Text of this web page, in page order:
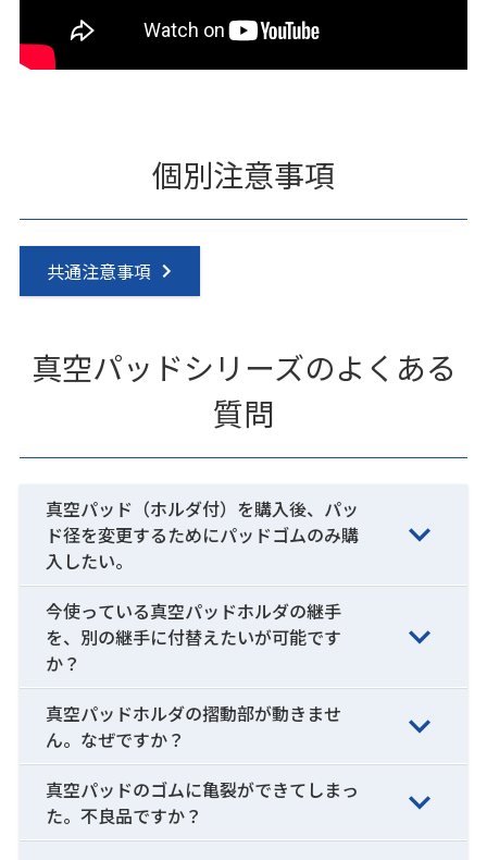
個別注意事項
共通注意事項
真空パッドシリーズのよくある
質問
真空パッド（ホルダ付）を購入後、パッ
ド径を変更するためにパッドゴムのみ購
入したい。
今使っている真空パッドホルダの継手
を、別の継手に付替えたいが可能です
か？
真空パッドホルダの摺動部が動きませ
ん。なぜですか？
真空パッドのゴムに亀裂ができてしまっ
た。不良品ですか？